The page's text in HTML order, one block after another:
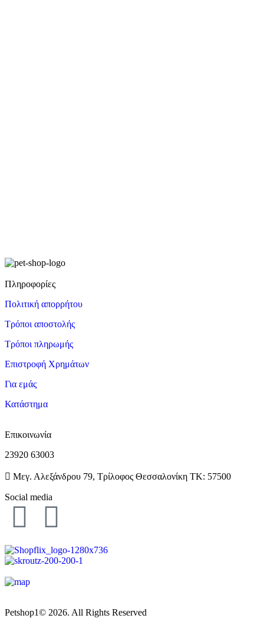
Πληροφορίες
Πολιτική απορρήτου
Τρόποι αποστολής
Τρόποι πληρωμής
Επιστροφή Χρημάτων
Για εμάς
Κατάστημα
Επικοινωνία
23920 63003
Μεγ. Αλεξάνδρου 79, Τρίλοφος Θεσσαλονίκη ΤΚ: 57500
Social media
Petshop1© 2026. All Rights Reserved